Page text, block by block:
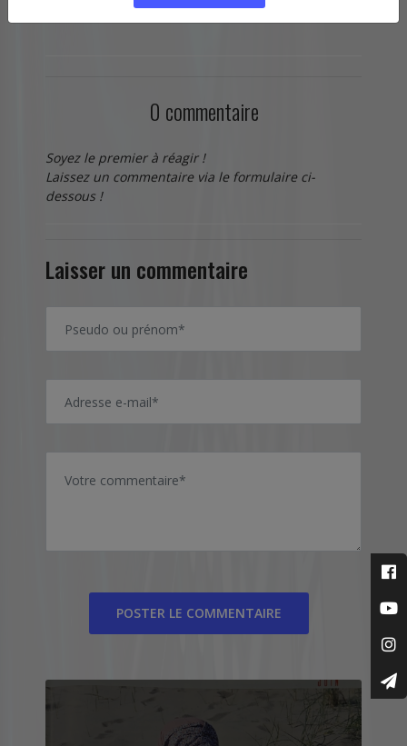
0 commentaire
Soyez le premier à réagir !
Laissez un commentaire via le formulaire ci-
dessous !
Laisser un commentaire